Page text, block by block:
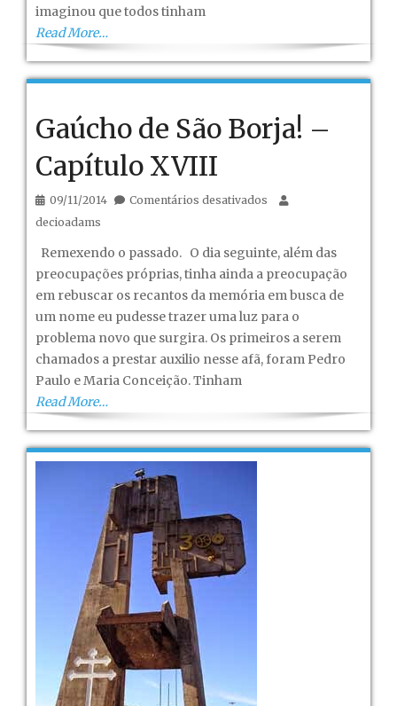
imaginou que todos tinham
Read More…
Gaúcho de São Borja! –
Capítulo XVIII
09/11/2014 Comentários desativados em
São
Borja!
decioadams
Remexendo o passado. O dia seguinte, além das
preocupações próprias, tinha ainda a preocupação
em rebuscar os recantos da memória em busca de
um nome eu pudesse trazer uma luz para o
problema novo que surgira. Os primeiros a serem
chamados a prestar auxilio nesse afã, foram Pedro
Paulo e Maria Conceição. Tinham
Read More…